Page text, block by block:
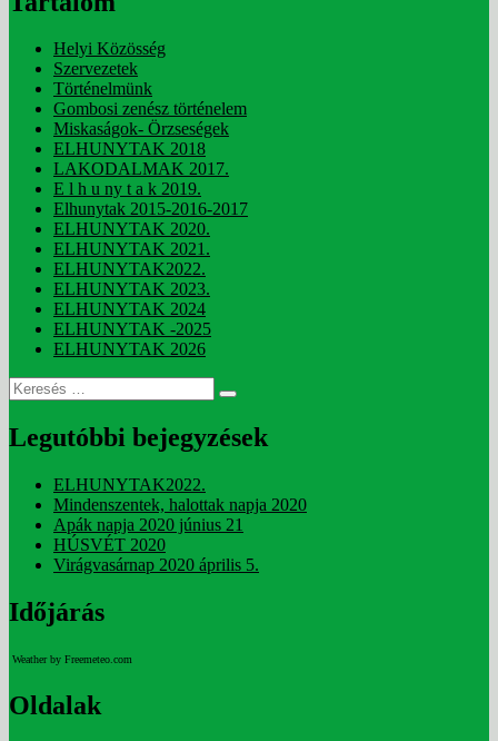
Helyi Közösség
Szervezetek
Történelmünk
Gombosi zenész történelem
Miskaságok- Örzseségek
ELHUNYTAK 2018
LAKODALMAK 2017.
E l h u ny t a k 2019.
Elhunytak 2015-2016-2017
ELHUNYTAK 2020.
ELHUNYTAK 2021.
ELHUNYTAK2022.
ELHUNYTAK 2023.
ELHUNYTAK 2024
ELHUNYTAK -2025
ELHUNYTAK 2026
Keresés
a
következő
kifejezésre:
Keresés
Legutóbbi bejegyzések
ELHUNYTAK2022.
Mindenszentek, halottak napja 2020
Apák napja 2020 június 21
HÚSVÉT 2020
Virágvasárnap 2020 április 5.
Időjárás
Weather by Freemeteo.com
Oldalak